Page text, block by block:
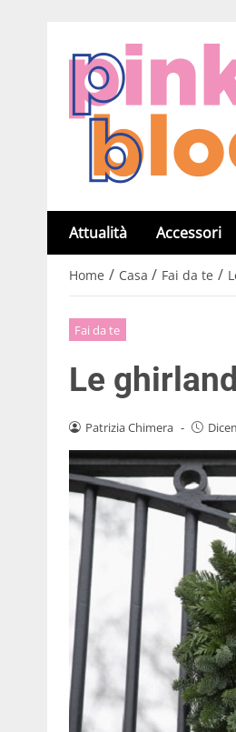
Attualità Accessori
Home / Casa / Fai da te /
Fai da te
Le
Patrizia Chimera -